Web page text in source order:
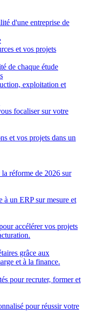
d'une entreprise de
et vos projets
de chaque étude
exploitation et
focaliser sur votre
et vos projets dans un
réforme de 2026 sur
à un ERP sur mesure et
accélérer vos projets
grâce aux
et à la finance.
pour recruter, former et
pour réussir votre